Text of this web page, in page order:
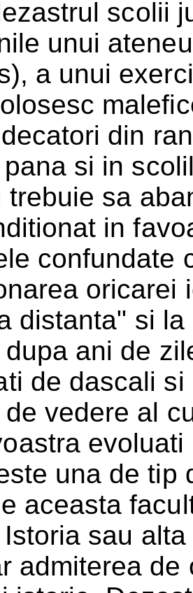
scolii
unui
a unui
din
si in
trebuie sa
in
confundate
oricarei
distanta" si
ani de
de dascali
vedere al
una de tip
aceasta
Istoria sau
admiterea